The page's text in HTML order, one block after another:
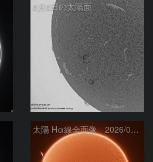
8月8日の太陽面
ta-o
太陽 Hα線全面像 2026/08/08